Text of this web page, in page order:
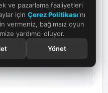
ve pazarlama faaliyetleri
için Çerez Politikası'nı
vermeniz, bağımsız oyun
yardımcı oluyor.
Yönet
paketi
bağlı görevler ve